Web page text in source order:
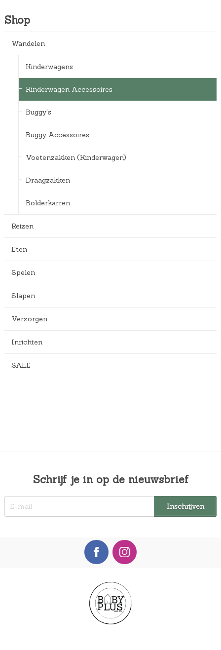
Shop
Wandelen
Kinderwagens
Kinderwagen Accessoires
Buggy's
Buggy Accessoires
Voetenzakken (Kinderwagen)
Draagzakken
Bolderkarren
Reizen
Eten
Spelen
Slapen
Verzorgen
Inrichten
SALE
Schrijf je in op de nieuwsbrief